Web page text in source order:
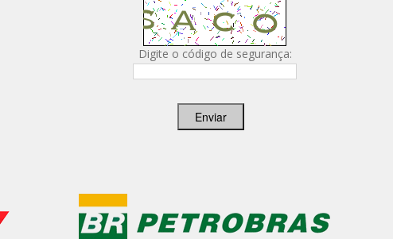
Digite o código de segurança:
Enviar